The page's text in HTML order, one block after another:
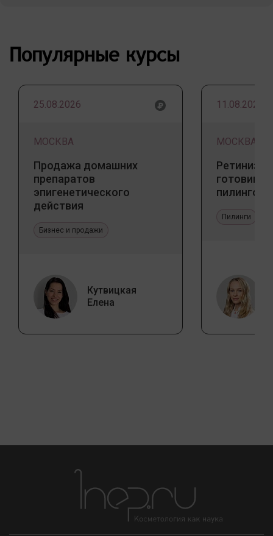
Популярные курсы
25.08.2026
МОСКВА
Продажа домашних
препаратов
эпигенетического
действия
Бизнес и продажи
Кутвицкая
Елена
11.08.2026
МОСКВА
готовим
пилингов
Пилинги